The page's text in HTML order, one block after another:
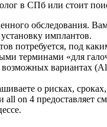
в СПб или стоит
обследования.
имплантов.
потребуется, под
терминами «для
вариантах
о рисках,
all on 4 предоставляет